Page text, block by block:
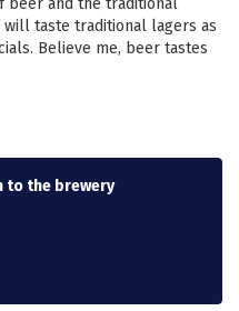
will taste traditional lagers as
Believe me, beer tastes
to the brewery